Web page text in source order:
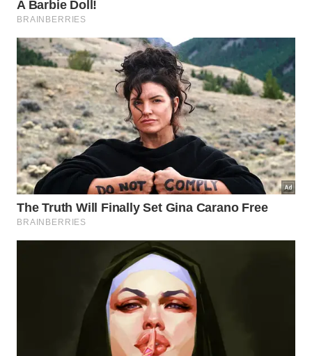
Como manter a segurança e
O anel de borracha posicionado na tampa realiza
um trabalho silencioso, mas absolutamente vital
para conter vazamentos laterais indesejados. Se
essa vedação estiver gasta, seca ou danificada, o
vapor escapará pelas frestas, provocando graves
queimadurase impedindo o
funcionamento
adequado.
O cozimento de leite condensado em lata exige
paciência e atenção redobrada mesmo após
continua retendo imenso calor interno, gerando o
risco de acidentes caso seja aberta antes do
completo desse alimento